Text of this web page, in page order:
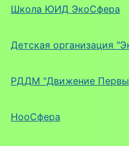
Школа ЮИД ЭкоСфера
Детская организация
РДДМ "Движение
НооСфера